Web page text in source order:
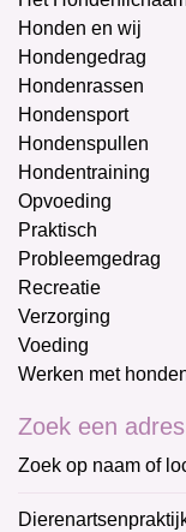
Honden en wij
Hondengedrag
Hondenrassen
Hondensport
Hondenspullen
Hondentraining
Opvoeding
Praktisch
Probleemgedrag
Recreatie
Verzorging
Voeding
Werken met
Zoek een adres
Zoek op naam of